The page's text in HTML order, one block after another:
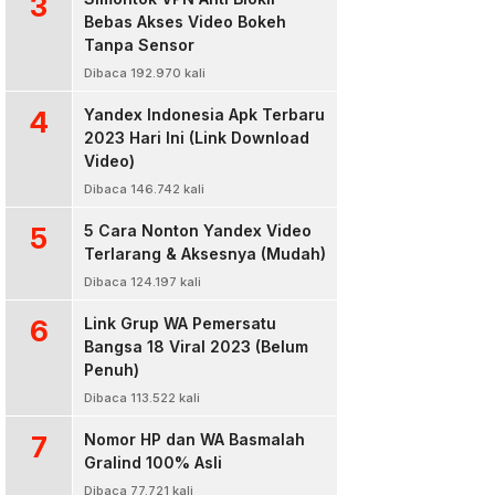
Bebas Akses Video Bokeh
Tanpa Sensor
Dibaca 192.970 kali
4
Yandex Indonesia Apk Terbaru
2023 Hari Ini (Link Download
Video)
Dibaca 146.742 kali
5
5 Cara Nonton Yandex Video
Terlarang & Aksesnya (Mudah)
Dibaca 124.197 kali
6
Link Grup WA Pemersatu
Bangsa 18 Viral 2023 (Belum
Penuh)
Dibaca 113.522 kali
7
Nomor HP dan WA Basmalah
Gralind 100% Asli
Dibaca 77.721 kali